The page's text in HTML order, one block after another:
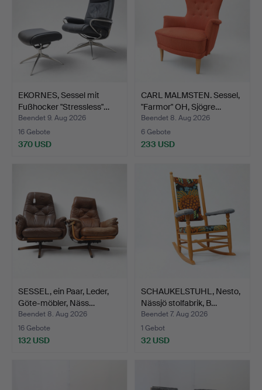
EKORNES, Sessel mit
Fußhocker "Stressless"…
Beendet 9. Aug 2026
16 Gebote
370 USD
CARL MALMSTEN. Sessel,
"Farmor" OH, Sjögre…
Beendet 8. Aug 2026
6 Gebote
233 USD
SESSEL, ein Paar, Leder,
Göte-möbler, Näss…
Beendet 8. Aug 2026
16 Gebote
132 USD
SCHAUKELSTUHL, Nesto,
Nässjö stolfabrik, B…
Beendet 7. Aug 2026
1 Gebot
32 USD